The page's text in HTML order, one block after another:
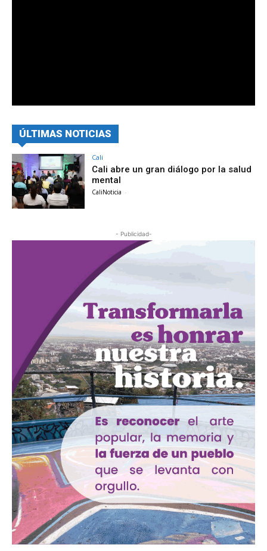
ÚLTIMAS NOTICIAS
Cali
Cali abre un gran diálogo por la salud
mental
CaliNoticia -
- Publicidad-